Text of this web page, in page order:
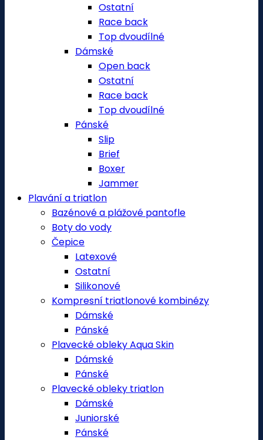
Ostatní
Race back
Top dvoudílné
Dámské
Open back
Ostatní
Race back
Top dvoudílné
Pánské
Slip
Brief
Boxer
Jammer
Plavání a triatlon
Bazénové a plážové pantofle
Boty do vody
Čepice
Latexové
Ostatní
Silikonové
Kompresní triatlonové kombinézy
Dámské
Pánské
Plavecké obleky Aqua Skin
Dámské
Pánské
Plavecké obleky triatlon
Dámské
Juniorské
Pánské